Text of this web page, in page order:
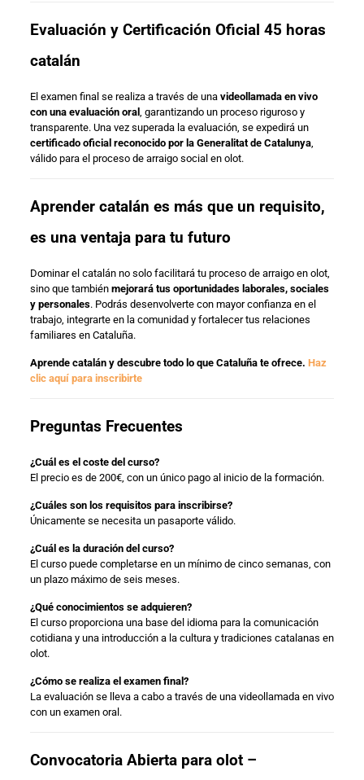
Evaluación y Certificación Oficial 45 horas
catalán
El examen final se realiza a través de una videollamada en vivo
con una evaluación oral, garantizando un proceso riguroso y
transparente. Una vez superada la evaluación, se expedirá un
certificado oficial reconocido por la Generalitat de Catalunya,
válido para el proceso de arraigo social en olot.
Aprender catalán es más que un requisito,
es una ventaja para tu futuro
Dominar el catalán no solo facilitará tu proceso de arraigo en olot,
sino que también mejorará tus oportunidades laborales, sociales
y personales. Podrás desenvolverte con mayor confianza en el
trabajo, integrarte en la comunidad y fortalecer tus relaciones
familiares en Cataluña.
Aprende catalán y descubre todo lo que Cataluña te ofrece. Haz
clic aquí para inscribirte
Preguntas Frecuentes
¿Cuál es el coste del curso?
El precio es de 200€, con un único pago al inicio de la formación.
¿Cuáles son los requisitos para inscribirse?
Únicamente se necesita un pasaporte válido.
¿Cuál es la duración del curso?
El curso puede completarse en un mínimo de cinco semanas, con
un plazo máximo de seis meses.
¿Qué conocimientos se adquieren?
El curso proporciona una base del idioma para la comunicación
cotidiana y una introducción a la cultura y tradiciones catalanas en
olot.
¿Cómo se realiza el examen final?
La evaluación se lleva a cabo a través de una videollamada en vivo
con un examen oral.
Convocatoria Abierta para olot –